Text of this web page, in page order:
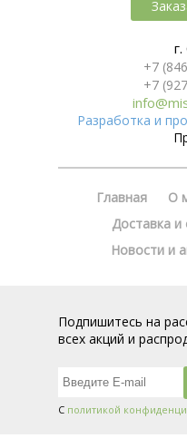
+7
+7
Разработка и
Главная О
Доставка и
Новости и
Подпишитесь на
всех акций и
С политикой